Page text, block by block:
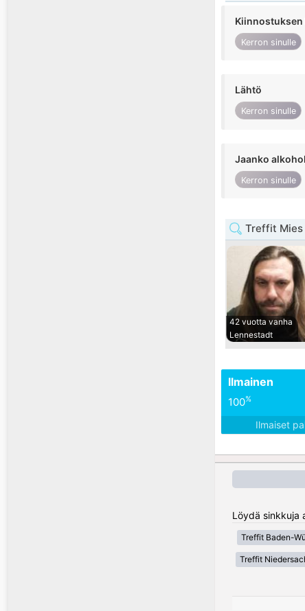
Kerron sinulle
Lähtö
Kerron sinulle
Jaanko
Kerron sinulle
Treffit Mies
42 vuotta vanha
Lennestadt
Ilmainen
100%
Ilmaiset
Löydä sinkkuja
Treffit Baden-
Treffit